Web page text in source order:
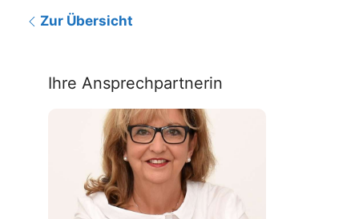
Zur Übersicht
Ihre Ansprechpartnerin